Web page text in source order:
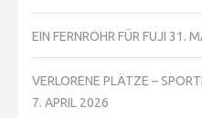
EIN FERNROHR FÜR FUJI 31.
VERLORENE PLÄTZE –
7. APRIL 2026